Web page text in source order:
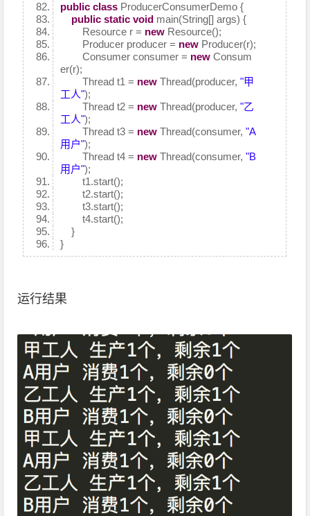
public class ProducerConsumerDemo {
public static void main(String[] args) {
Resource r = new Resource();
Producer producer = new Producer(r);
Consumer consumer = new Consum
er(r);
Thread t1 = new Thread(producer,"甲
工人");
Thread t2 = new Thread(producer,"乙
工人");
Thread t3 = new Thread(consumer,"A
用户");
Thread t4 = new Thread(consumer,"B
用户");
t1.start();
t2.start();
t3.start();
t4.start();
}
}
运行结果